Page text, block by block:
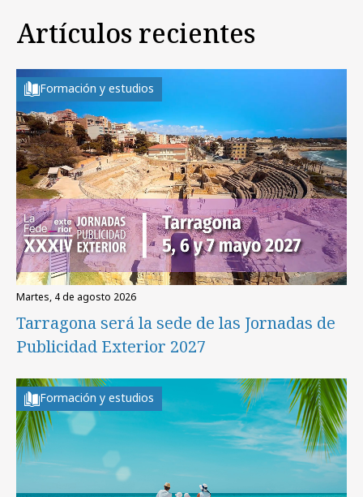
Artículos recientes
Formación y estudios
martes, 4 de agosto 2026
Tarragona será la sede de las Jornadas de
Publicidad Exterior 2027
Formación y estudios